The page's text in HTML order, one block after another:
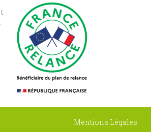
Mentions Légales